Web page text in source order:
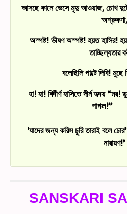
আসছে কানে ভেসে মৃদু আওয়াজ, চোখ
অশ্রুকণা,
অস্পষ্ট! ভীষণ অস্পষ্ট! হয়ত হাসির!
তাচ্ছিল্যতার
বলেছিলি পাল্টে দিবি! মুছে
হা! হা! বিদীর্ণ হাসিতে দীর্ন হৃদয়
‘যাদের জন্য করিস চুরি তারাই বলে
নারায়ণ!’
SANSKARI